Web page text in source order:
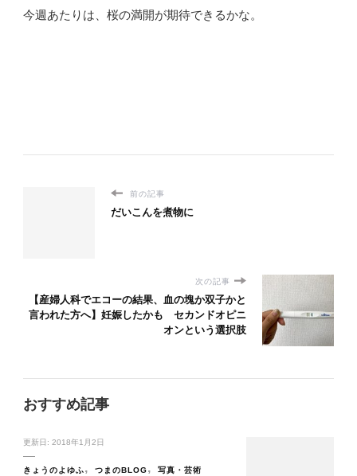
今週あたりは、桜の満開が期待できるかな。
前の記事
だいこんを煮物に
次の記事
【産婦人科でエコーの結果、血の塊か双子かと
言われた方へ】妊娠したかも セカンドオピニ
オンという選択肢
おすすめ記事
更新日: 2018年1月2日
きょうのよゆふ つまのBLOG 写真・芸術